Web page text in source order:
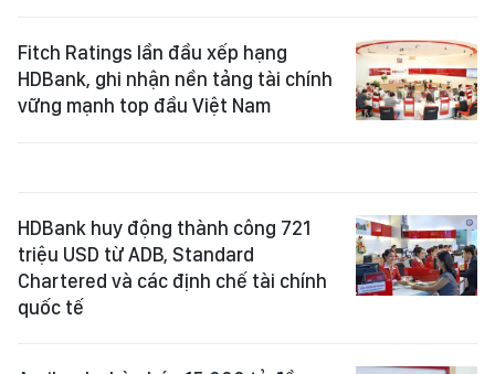
Fitch Ratings lần đầu xếp hạng
HDBank, ghi nhận nền tảng tài chính
vững mạnh top đầu Việt Nam
HDBank huy động thành công 721
triệu USD từ ADB, Standard
Chartered và các định chế tài chính
quốc tế